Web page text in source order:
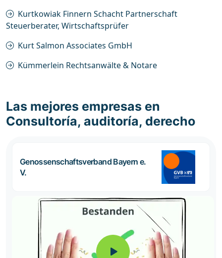
Kurtkowiak Finnern Schacht Partnerschaft
Steuerberater, Wirtschaftsprüfer
Kurt Salmon Associates GmbH
Kümmerlein Rechtsanwälte & Notare
Las mejores empresas en
Consultoría, auditoría, derecho
Genossenschaftsverband Bayern e.
V.